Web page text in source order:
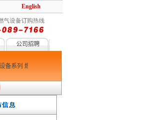
English
公司招聘
备系列 燃烧系列